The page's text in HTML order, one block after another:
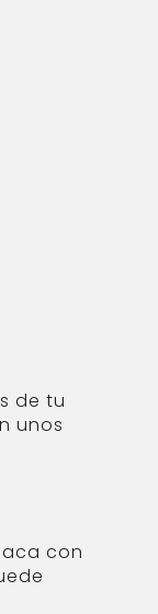
de tu
unos
con